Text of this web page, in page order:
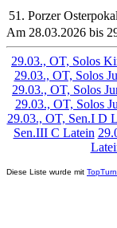
51. Porzer
Am 28.03.2026 bis
29.03., OT, Solos
29.03., OT, Solos
29.03., OT, Solos
29.03., OT, Solos
29.03., OT, Sen.I D
Sen.III C Latein
Diese Liste wurde mit